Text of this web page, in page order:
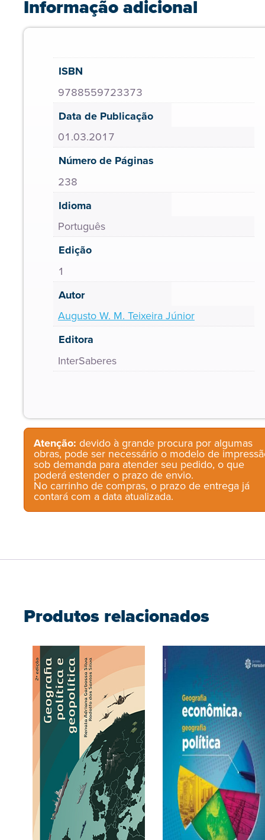
Informação adicional
ISBN
9788559723373
Data de Publicação
01.03.2017
Número de Páginas
238
Idioma
Português
Edição
1
Autor
Augusto W. M. Teixeira Júnior
Editora
InterSaberes
Atenção: devido à grande procura por algumas
obras, pode ser necessário o modelo de
sob demanda para atender seu pedido, o que
poderá estender o prazo de envio.
No carrinho de compras, o prazo de entrega já
contará com a data atualizada.
Produtos relacionados